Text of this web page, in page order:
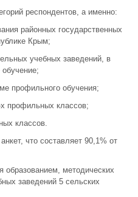
респондентов, а именно:
районных государственных
Крым;
учебных заведений, в
профильного обучения;
профильных классов;
классов.
что составляет 90,1% от
образованием, методических
заведений 5 сельских